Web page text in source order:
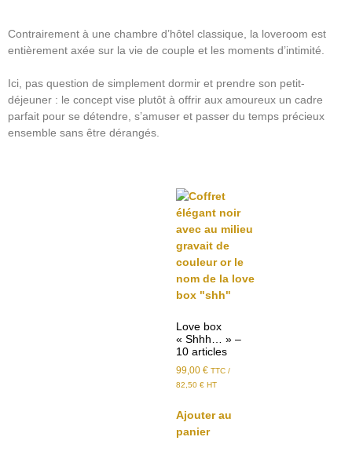
Contrairement à une chambre d’hôtel classique, la loveroom est
entièrement axée sur la vie de couple et les moments d’intimité.
Ici, pas question de simplement dormir et prendre son petit-
déjeuner : le concept vise plutôt à offrir aux amoureux un cadre
parfait pour se détendre, s’amuser et passer du temps précieux
ensemble sans être dérangés.
Love box
« Shhh… » –
10 articles
99,00 € TTC /
82,50 € HT
Ajouter au
panier